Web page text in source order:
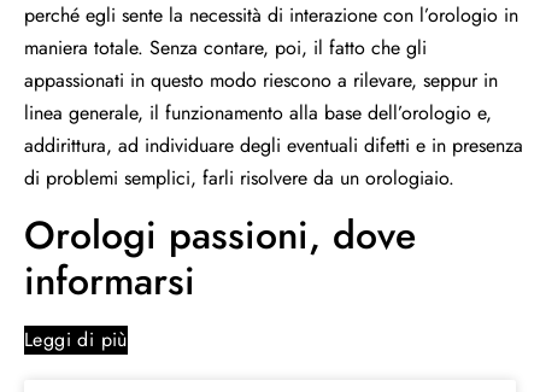
perché egli sente la necessità di interazione con l’orologio in
maniera totale. Senza contare, poi, il fatto che gli
appassionati in questo modo riescono a rilevare, seppur in
linea generale, il funzionamento alla base dell’orologio e,
addirittura, ad individuare degli eventuali difetti e in presenza
di problemi semplici, farli risolvere da un orologiaio.
Orologi passioni, dove
informarsi
Leggi di più